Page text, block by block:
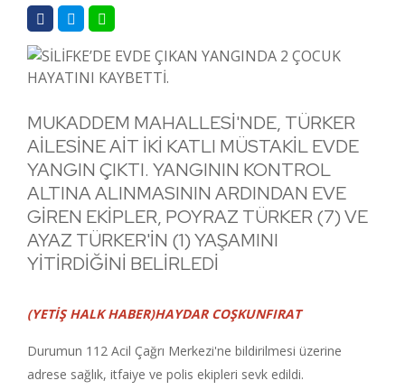
MUKADDEM MAHALLESİ'NDE, TÜRKER
AİLESİNE AİT İKİ KATLI MÜSTAKİL EVDE
YANGIN ÇIKTI. YANGININ KONTROL
ALTINA ALINMASININ ARDINDAN EVE
GİREN EKİPLER, POYRAZ TÜRKER (7) VE
AYAZ TÜRKER'İN (1) YAŞAMINI
YİTİRDİĞİNİ BELİRLEDİ
(YETİŞ HALK HABER)HAYDAR COŞKUNFIRAT
Durumun 112 Acil Çağrı Merkezi'ne bildirilmesi üzerine
adrese sağlık, itfaiye ve polis ekipleri sevk edildi.